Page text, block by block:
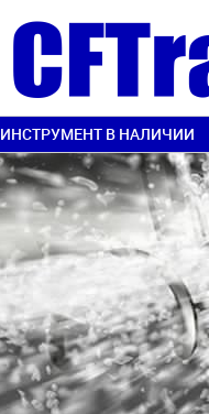
ИНСТРУМЕНТ В НАЛИЧИИ